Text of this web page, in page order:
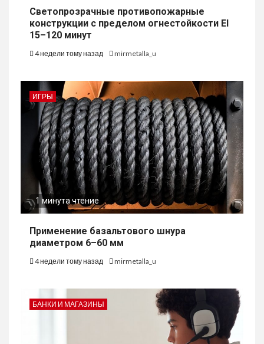
Светопрозрачные противопожарные
конструкции с пределом огнестойкости EI
15–120 минут
4 недели тому назад mirmetalla_u
ИГРЫ
1 минута чтение
Применение базальтового шнура
диаметром 6–60 мм
4 недели тому назад mirmetalla_u
БАНКИ И МАГАЗИНЫ